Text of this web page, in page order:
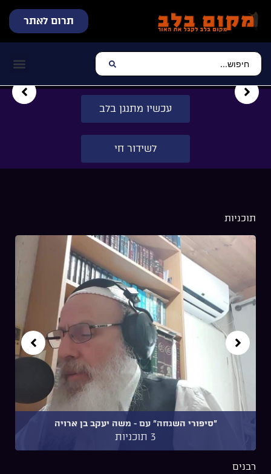
תרום לאתר
עכשיו מתנגן בלב
לשידור חי
תוכניות
"סיפורי השגחה" עם ~ משה יעקב בן ארויה
3 תוכניות
רבנים